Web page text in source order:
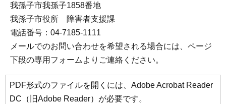
我孫子市我孫子1858番地
我孫子市役所 障害者支援課
電話番号：04-7185-1111
メールでのお問い合わせを希望される場合には、ページ
下段の専用フォームよりご連絡ください。
PDF形式のファイルを開くには、Adobe Acrobat Reader
DC（旧Adobe Reader）が必要です。